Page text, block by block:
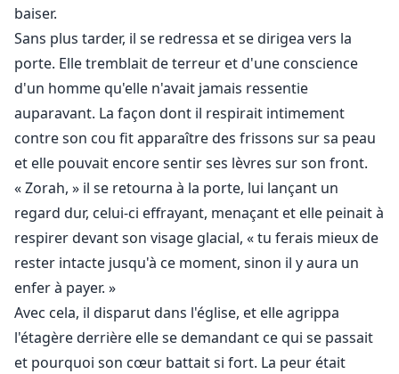
baiser.
Sans plus tarder, il se redressa et se dirigea vers la
porte. Elle tremblait de terreur et d'une conscience
d'un homme qu'elle n'avait jamais ressentie
auparavant. La façon dont il respirait intimement
contre son cou fit apparaître des frissons sur sa peau
et elle pouvait encore sentir ses lèvres sur son front.
« Zorah, » il se retourna à la porte, lui lançant un
regard dur, celui-ci effrayant, menaçant et elle peinait à
respirer devant son visage glacial, « tu ferais mieux de
rester intacte jusqu'à ce moment, sinon il y aura un
enfer à payer. »
Avec cela, il disparut dans l'église, et elle agrippa
l'étagère derrière elle se demandant ce qui se passait
et pourquoi son cœur battait si fort. La peur était